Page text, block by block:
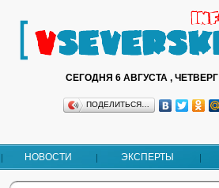
СЕГОДНЯ 6 АВГУСТА , ЧЕТВЕРГ
ПОДЕЛИТЬСЯ…
НОВОСТИ ЭКСПЕРТЫ